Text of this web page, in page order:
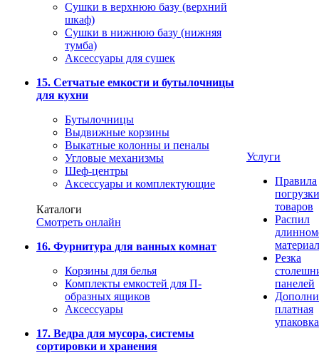
Сушки в верхнюю базу (верхний
шкаф)
Сушки в нижнюю базу (нижняя
тумба)
Аксессуары для сушек
15. Сетчатые емкости и бутылочницы
для кухни
Бутылочницы
Выдвижные корзины
Выкатные колонны и пеналы
Угловые механизмы
Шеф-центры
Аксессуары и комплектующие
Каталоги
Смотреть онлайн
16. Фурнитура для ванных комнат
Корзины для белья
Комплекты емкостей для П-
образных ящиков
Аксессуары
17. Ведра для мусора, системы
сортировки и хранения
Услуги
Правила
погрузки
товаров
Распил
Резка
панелей
платная
упаковка